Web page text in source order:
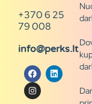
+370 6 25
79 008
info@perks.lt